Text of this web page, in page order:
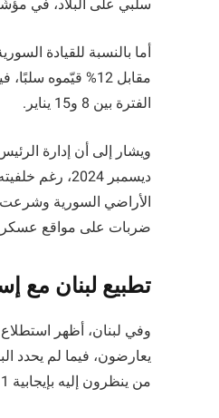
سلبي على البلاد، في
الفترة بين 8 و15 يناير.
ديسمبر
الأراضي السورية
ضربات على مواقع
تطبيع لبنان مع
من ينظرون إليه بإيجابية 11%، وأكثر من ثلث المشاركين لم يحددوا رأيًا.